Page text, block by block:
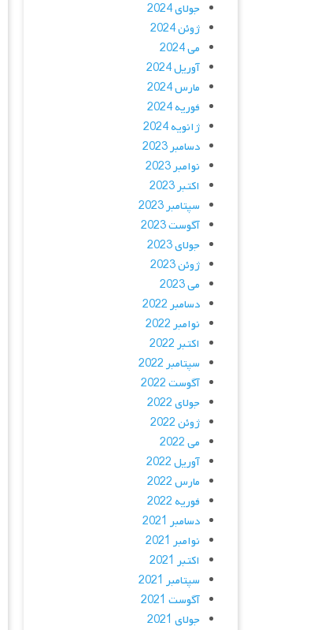
جولای 2024
ژوئن 2024
می 2024
آوریل 2024
مارس 2024
فوریه 2024
ژانویه 2024
دسامبر 2023
نوامبر 2023
اکتبر 2023
سپتامبر 2023
آگوست 2023
جولای 2023
ژوئن 2023
می 2023
دسامبر 2022
نوامبر 2022
اکتبر 2022
سپتامبر 2022
آگوست 2022
جولای 2022
ژوئن 2022
می 2022
آوریل 2022
مارس 2022
فوریه 2022
دسامبر 2021
نوامبر 2021
اکتبر 2021
سپتامبر 2021
آگوست 2021
جولای 2021